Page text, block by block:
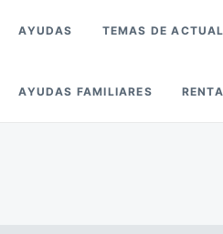
AYUDAS TEMAS DE
AYUDAS FAMILIARES